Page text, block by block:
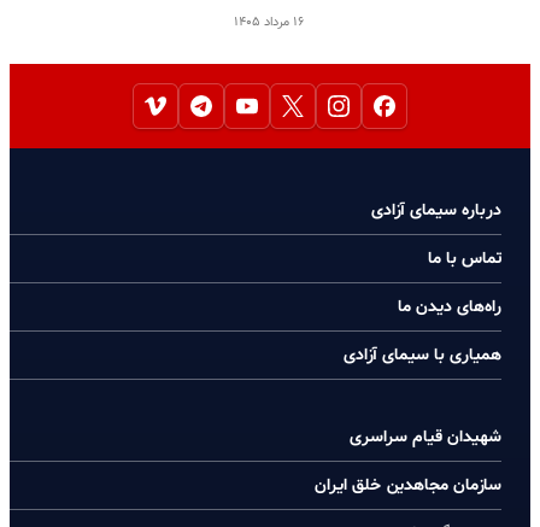
۱۶ مرداد ۱۴۰۵
درباره سیمای آزادی
تماس با ما
راه‌های دیدن ما
همیاری با سیمای آزادی
شهیدان قیام سراسری
سازمان مجاهدین خلق ایران